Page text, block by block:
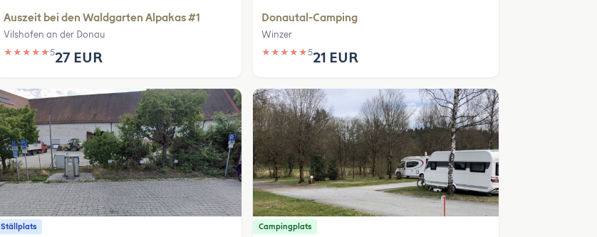
Auszeit bei den Waldgarten Alpakas #1
Vilshofen an der Donau
★ ★ ★ ★ ★527 EUR
Donautal-Camping
Winzer
★ ★ ★ ★ ★521 EUR
Ställplats Campingplats